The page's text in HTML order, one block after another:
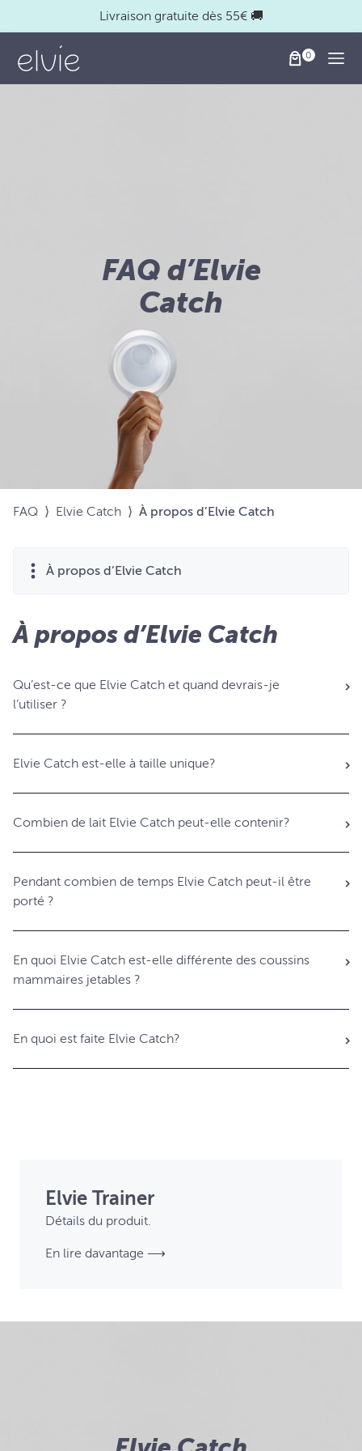
Livraison gratuite dès 55€ 🚚
FAQ d’Elvie
Catch
FAQ ⟩ Elvie Catch ⟩ À propos d’Elvie Catch
À propos d’Elvie Catch
À propos d’Elvie Catch
Qu’est-ce que Elvie Catch et quand devrais-je
l’utiliser ?
Elvie Catch est-elle à taille unique?
Combien de lait Elvie Catch peut-elle contenir?
Pendant combien de temps Elvie Catch peut-il être
porté ?
En quoi Elvie Catch est-elle différente des coussins
mammaires jetables ?
En quoi est faite Elvie Catch?
Elvie Trainer
Détails du produit.
En lire davantage ⟶